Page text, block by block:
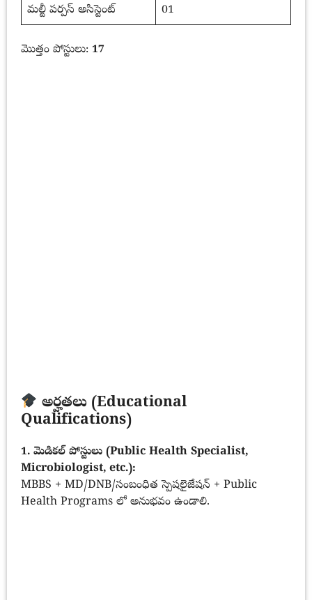
మల్టీ పర్పస్ అసిస్టెంట్
01
మొత్తం పోస్టులు: 17
అర్హతలు (Educational
Qualifications)
1. మెడికల్ పోస్టులు (Public Health Specialist,
Microbiologist, etc.):
MBBS + MD/DNB/సంబంధిత స్పెషలైజేషన్ + Public
Health Programs లో అనుభవం ఉండాలి.